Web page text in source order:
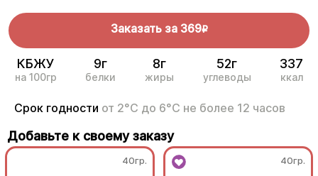
Заказать за 369R
КБЖУ
на 100гр
9г
белки
8г
жиры
52г
углеводы
337
ккал
Срок годности от 2°С до 6°С не более 12 часов
Добавьте к своему заказу
40гр. 40гр.